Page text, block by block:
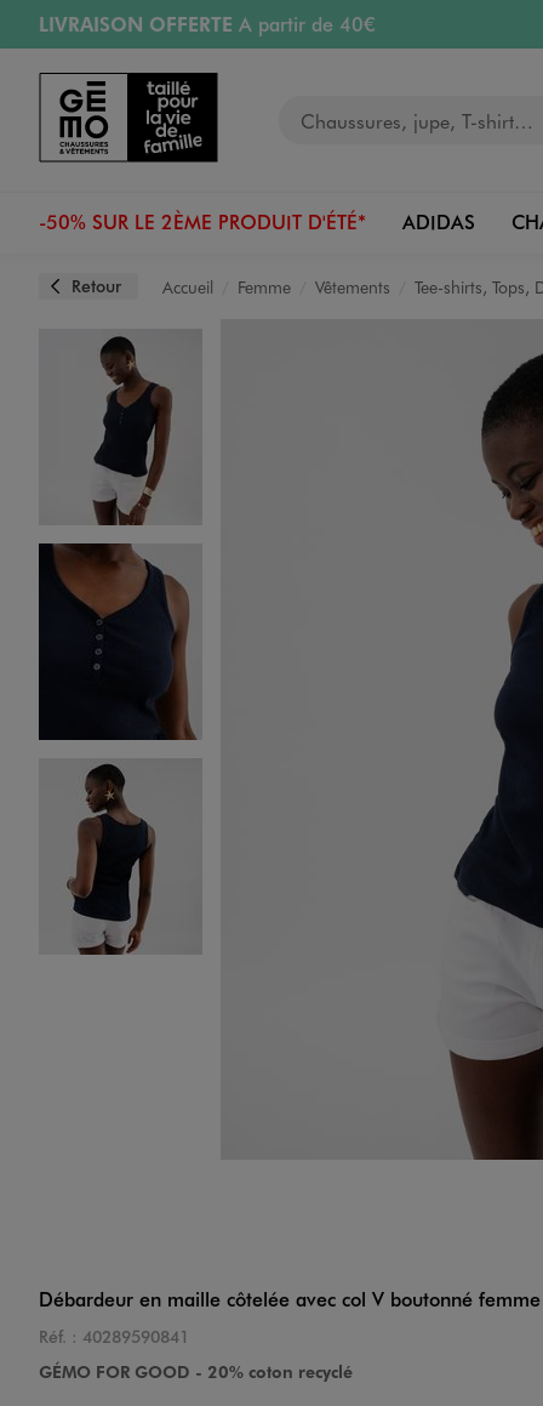
Aller au contenu principal
Aller à la navigation
LIVRAISON OFFERTE A partir de 40€
RETRAIT ET LIVRAISON OFFERTE
RÉSERVATION GRATUITE
4h en magasin
Retours OFFERTSpendant 30 jours
-50% SUR LE 2ÈME PRODUIT D'ÉTÉ* ADIDAS
Retour Accueil Femme Vêtements Tee-shirts, Tops,
Image 1 sur 3
Image 2 sur 3
Image 3 sur 3
Débardeur en maille côtelée avec col V boutonné femme
Réf. : 40289590841
GÉMO FOR GOOD - 20% coton recyclé